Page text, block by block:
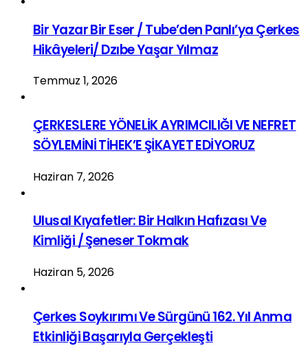
Bir Yazar Bir Eser / Tube’den Panlı’ya Çerkes
Hikâyeleri/ Dzıbe Yaşar Yılmaz
Temmuz 1, 2026
ÇERKESLERE YÖNELİK AYRIMCILIĞI VE NEFRET
SÖYLEMİNİ TİHEK’E ŞİKAYET EDİYORUZ
Haziran 7, 2026
Ulusal Kıyafetler: Bir Halkın Hafızası Ve
Kimliği / Şeneser Tokmak
Haziran 5, 2026
Çerkes Soykırımı Ve Sürgünü 162. Yıl Anma
Etkinliği Başarıyla Gerçekleşti